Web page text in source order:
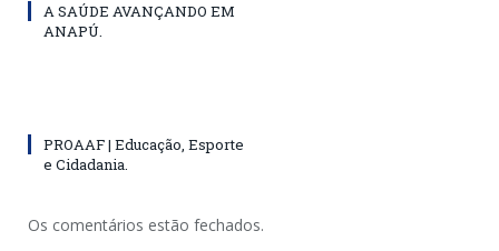
A SAÚDE AVANÇANDO EM
ANAPÚ.
PROAAF | Educação, Esporte
e Cidadania.
Os comentários estão fechados.